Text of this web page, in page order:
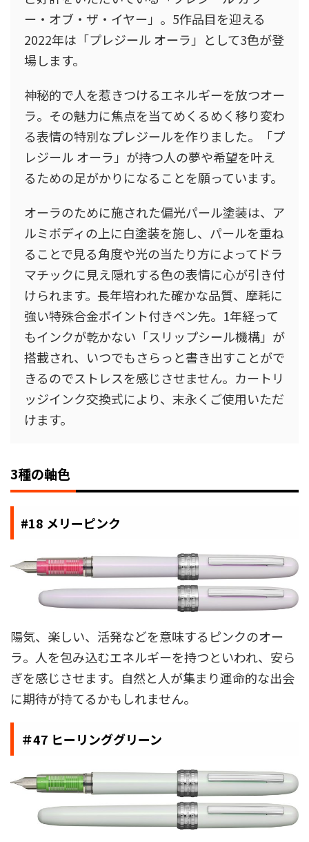
ー・オブ・ザ・イヤー」。5作品目を迎える
2022年は「プレジール オーラ」として3色が登
場します。
神秘的で人を惹きつけるエネルギーを放つオー
ラ。その魅力に焦点を当てめくるめく移り変わ
る表情の特別なプレジールを作りました。「プ
レジール オーラ」が持つ人の夢や希望を叶え
るための足がかりになることを願っています。
オーラのために施された偏光パール塗装は、ア
ルミボディの上に白塗装を施し、パールを重ね
ることで見る角度や光の当たり方によってドラ
マチックに見え隠れする色の表情に心が引き付
けられます。長年培われた確かな品質、摩耗に
強い特殊合金ポイント付きペン先。1年経って
もインクが乾かない「スリップシール機構」が
搭載され、いつでもさらっと書き出すことがで
きるのでストレスを感じさせません。カートリ
ッジインク交換式により、末永くご使用いただ
けます。
3種の軸色
#18 メリーピンク
陽気、楽しい、活発などを意味するピンクのオー
ラ。人を包み込むエネルギーを持つといわれ、安ら
ぎを感じさせます。自然と人が集まり運命的な出会
に期待が持てるかもしれません。
＃47 ヒーリンググリーン